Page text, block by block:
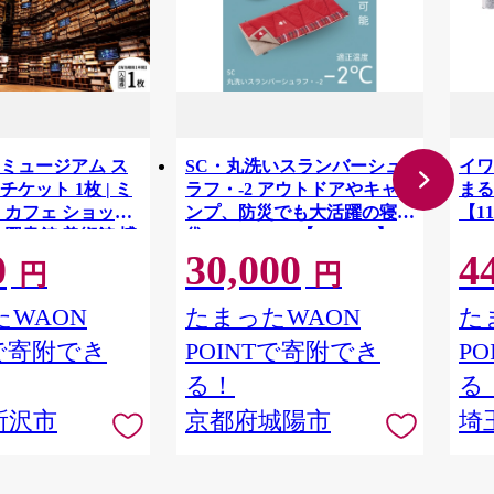
ュージアム ス
ケット 1枚 | ミ
フェ ショップ
書館 美術館 博
文化複合施設 文
角川作
ト 埼玉県 所沢
円
WAON
寄附でき
沢市
SC・丸洗いスランバーシュ
ラフ・-2 アウトドアやキャ
ンプ、防災でも大活躍の寝
袋! 72602035【1663767】
30,000 円
たまったWAON
POINTで寄附でき
る！
京都府城陽市
イ
ま
【
た
る
埼